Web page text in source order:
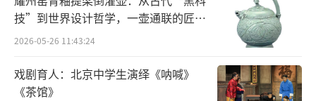
技”到世界设计哲学，一壶通联的匠心
宇宙
2026-05-26 11:43:24
戏剧育人：北京中学生演绎《呐喊》
《茶馆》